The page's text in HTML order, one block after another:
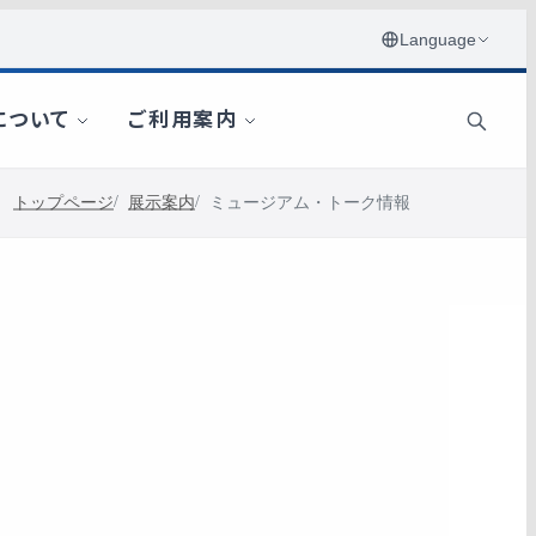
トップページ 展示案内 ミュージアム・トーク情報